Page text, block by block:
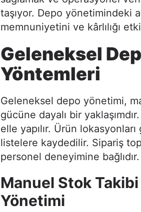
taşıyor. Depo yönetimindeki
memnuniyetini ve kârlılığı
Geleneksel
Yöntemleri
Geleneksel depo yönetimi,
gücüne dayalı bir
elle yapılır. Ürün
listelere kaydedilir. Sipariş
personel deneyimine bağlıdır.
Manuel Stok
Yönetimi